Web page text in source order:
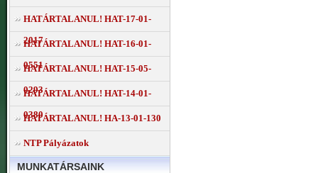
HATÁRTALANUL! HAT-17-01-
2017
HATÁRTALANUL! HAT-16-01-
0551
HATÁRTALANUL! HAT-15-05-
0293
HATÁRTALANUL! HAT-14-01-
0380
HATÁRTALANUL! HA-13-01-130
NTP Pályázatok
MUNKATÁRSAINK